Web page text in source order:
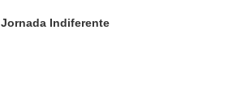
Jornada Indiferente